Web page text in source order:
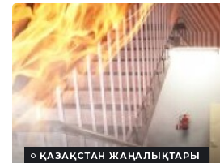
ҚАЗАҚСТАН ЖАҢАЛЫҚТАРЫ